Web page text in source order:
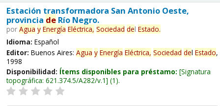
Estación transformadora San Antonio Oeste,
provincia deRío Negro.
por Agua y Energía Eléctrica, Sociedad del Estado.
Idioma: Español
Editor: Buenos Aires: Agua y Energía Eléctrica, Sociedad del Estado,
1998
Disponibilidad: Ítems disponibles para préstamo: Signatura
topográfica: 621.374.5/A282/v.1 (1).